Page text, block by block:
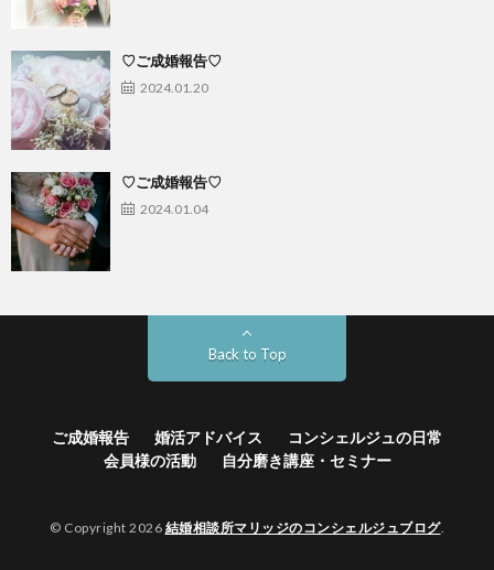
♡ご成婚報告♡
2024.01.20
♡ご成婚報告♡
2024.01.04
Back to Top
ご成婚報告 婚活アドバイス
コンシェルジュの日常
会員様の活動
自分磨き講座・セミナー
© Copyright 2026 結婚相談所マリッジのコンシェルジュブログ.